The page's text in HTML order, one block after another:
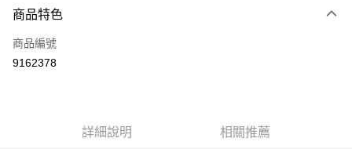
信用卡一次付款
信用卡分期付款
上海商業儲蓄銀行
台北富邦商業銀行
商品特色
商品編號
9162378
詳細說明 相關推薦